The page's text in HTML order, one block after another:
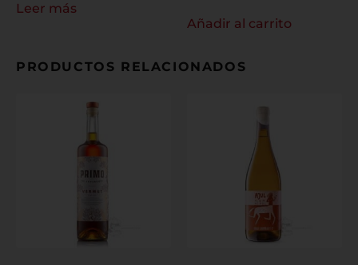
Leer más
Añadir al carrito
PRODUCTOS RELACIONADOS